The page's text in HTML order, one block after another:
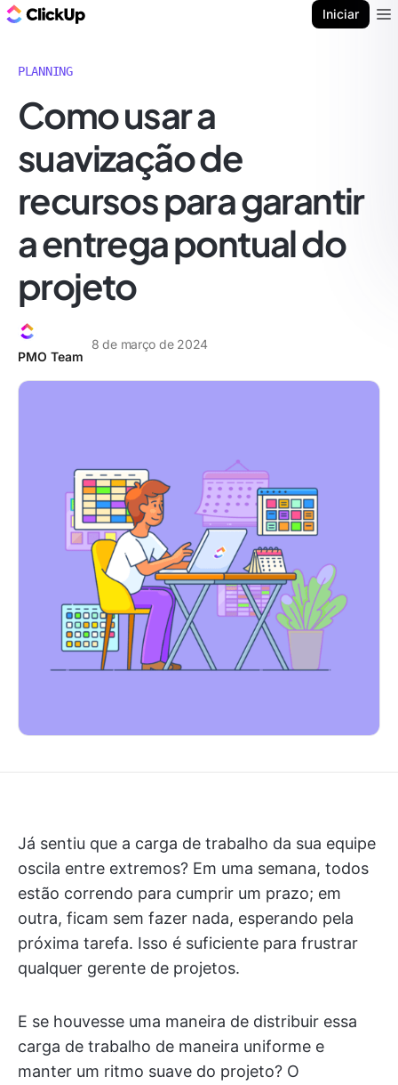
Iniciar
PLANNING
Como usar a
suavização de
recursos para garantir
a entrega pontual do
projeto
PMO Team
8 de março de 2024
Já sentiu que a carga de trabalho da sua equipe
oscila entre extremos? Em uma semana, todos
estão correndo para cumprir um prazo; em
outra, ficam sem fazer nada, esperando pela
próxima tarefa. Isso é suficiente para frustrar
qualquer gerente de projetos.
E se houvesse uma maneira de distribuir essa
carga de trabalho de maneira uniforme e
manter um ritmo suave do projeto? O